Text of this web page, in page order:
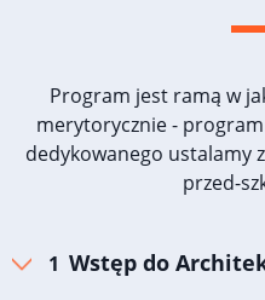
Program jest ramą w
merytorycznie -
dedykowanego ustalamy
przed-
Wstęp do